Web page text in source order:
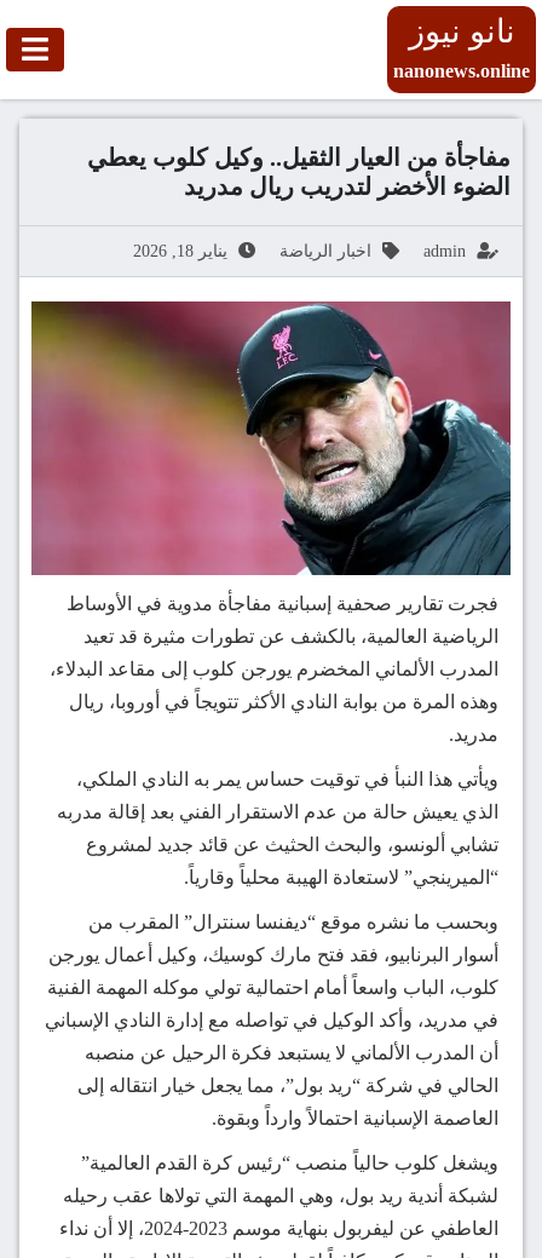
نانو نيوز
nanonews.online
مفاجأة من العيار الثقيل.. وكيل كلوب يعطي
الضوء الأخضر لتدريب ريال مدريد
admin اخبار الرياضة يناير 18, 2026
فجرت تقارير صحفية إسبانية مفاجأة مدوية في الأوساط
الرياضية العالمية، بالكشف عن تطورات مثيرة قد تعيد
المدرب الألماني المخضرم يورجن كلوب إلى مقاعد البدلاء،
وهذه المرة من بوابة النادي الأكثر تتويجاً في أوروبا، ريال
مدريد.
ويأتي هذا النبأ في توقيت حساس يمر به النادي الملكي،
الذي يعيش حالة من عدم الاستقرار الفني بعد إقالة مدربه
تشابي ألونسو، والبحث الحثيث عن قائد جديد لمشروع
“الميرينجي” لاستعادة الهيبة محلياً وقارياً.
وبحسب ما نشره موقع “ديفنسا سنترال” المقرب من
أسوار البرنابيو، فقد فتح مارك كوسيك، وكيل أعمال يورجن
كلوب، الباب واسعاً أمام احتمالية تولي موكله المهمة الفنية
في مدريد، وأكد الوكيل في تواصله مع إدارة النادي الإسباني
أن المدرب الألماني لا يستبعد فكرة الرحيل عن منصبه
الحالي في شركة “ريد بول”، مما يجعل خيار انتقاله إلى
العاصمة الإسبانية احتمالاً وارداً وبقوة.
ويشغل كلوب حالياً منصب “رئيس كرة القدم العالمية”
لشبكة أندية ريد بول، وهي المهمة التي تولاها عقب رحيله
العاطفي عن ليفربول بنهاية موسم 2023-2024، إلا أن نداء